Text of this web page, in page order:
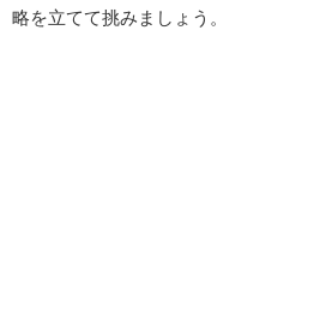
略を立てて挑みましょう。